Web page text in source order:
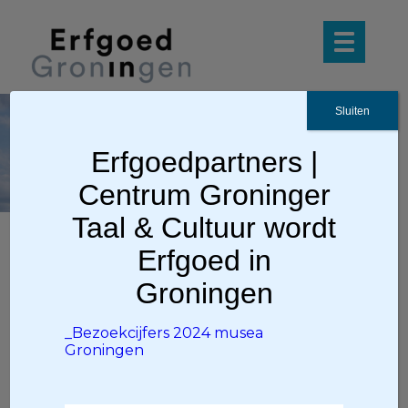
musea Groningen
_Bezoekcijfers 2024 musea
Groningen
Erfgoedpartners |
Centrum Groninger
Taal & Cultuur wordt
Erfgoed in
Groningen
_Bezoekcijfers 2024 musea
Groningen
Sluiten